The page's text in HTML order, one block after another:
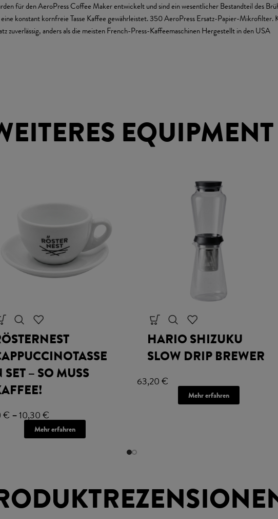
für den AeroPress Coffee Maker entwickelt und sind ein wesentlicher Bestandteil des
eine konstant kornfreie Tasse Kaffee gewährleistet. 350 AeroPress Ersatz-Papier-Mikrofilter.
zuverlässig, anders als die meisten French-Press-Kaffeemaschinen Hergestellt in den USA
EQUIPMENT
SET – SO MUSS
€ –10,30€
Mehr erfahren
HARIO SHIZUKU
SLOW DRIP BREWER
63,20€
Mehr erfahren